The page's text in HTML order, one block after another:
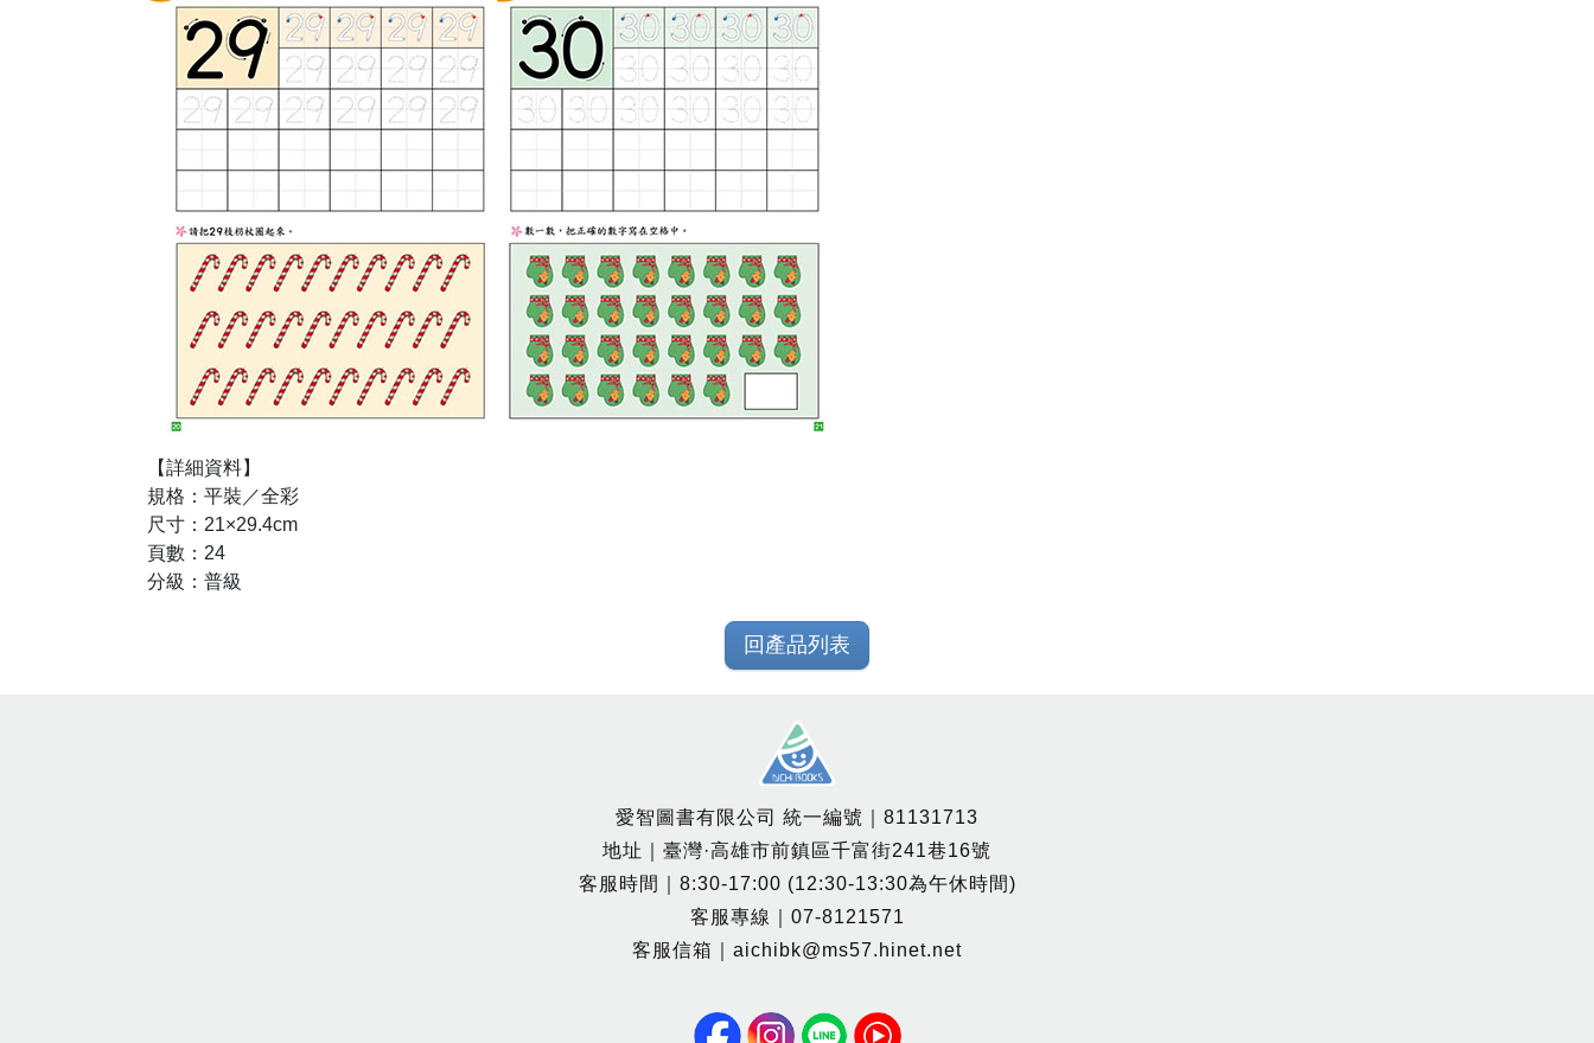
【詳細資料】
規格：平裝／全彩
尺寸：21×29.4cm
頁數：24
分級：普級
回產品列表
愛智圖書有限公司 統一編號｜81131713
地址｜臺灣·高雄市前鎮區千富街241巷16號
客服時間｜8:30-17:00 (12:30-13:30為午休時間)
客服專線｜07-8121571
客服信箱｜aichibk@ms57.hinet.net